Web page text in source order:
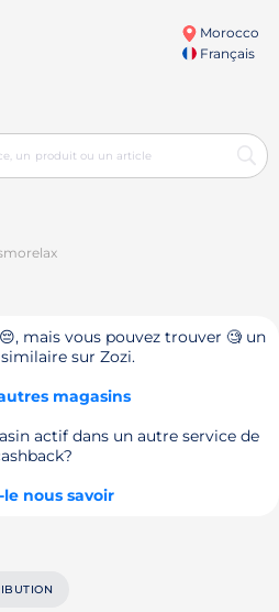
Morocco
Français
mais vous pouvez trouver 🧐 un
sur Zozi.
magasins
actif dans un autre service de
le nous savoir